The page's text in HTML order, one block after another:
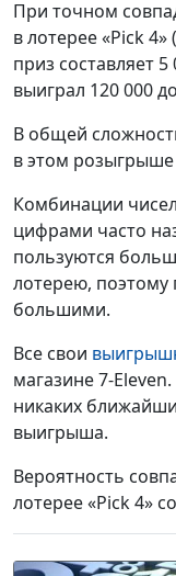
При точном
в лотерее «Pick
приз составляет
выиграл 120 000
В общей
в этом
Комбинации
цифрами часто
пользуются
лотерею, поэтому
большими.
Все свои
магазине 7-
никаких
выигрыша.
Вероятность
лотерее «Pick 4»